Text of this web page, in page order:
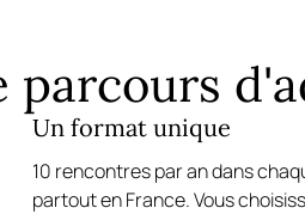
parcours
Un format unique
10 rencontres par an dans
partout en France. Vous